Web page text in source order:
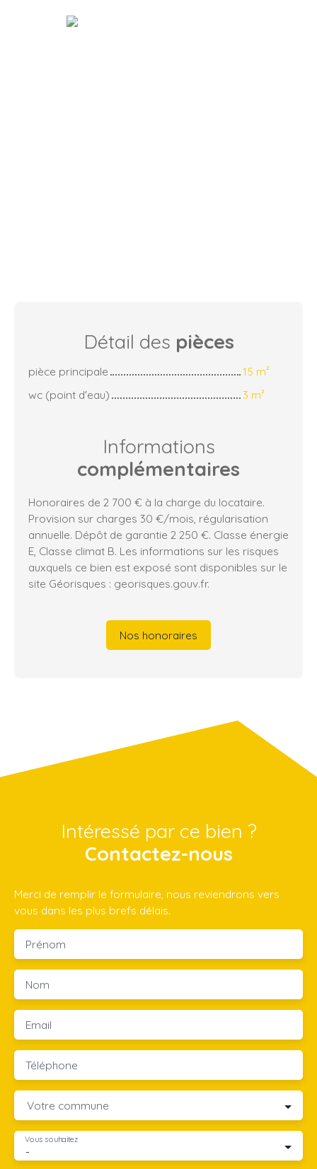
Détail des pièces
pièce principale
15 m²
wc (point d'eau)
3 m²
Informations
complémentaires
Honoraires de 2 700 € à la charge du locataire.
Provision sur charges 30 €/mois, régularisation
annuelle. Dépôt de garantie 2 250 €. Classe énergie
E, Classe climat B. Les informations sur les risques
auxquels ce bien est exposé sont disponibles sur le
site Géorisques : georisques.gouv.fr.
Nos honoraires
Intéressé par ce bien ?
Contactez-nous
Merci de remplir le formulaire, nous reviendrons vers
vous dans les plus brefs délais.
Prénom
Nom
Email
Téléphone
Votre commune
-
Vous souhaitez